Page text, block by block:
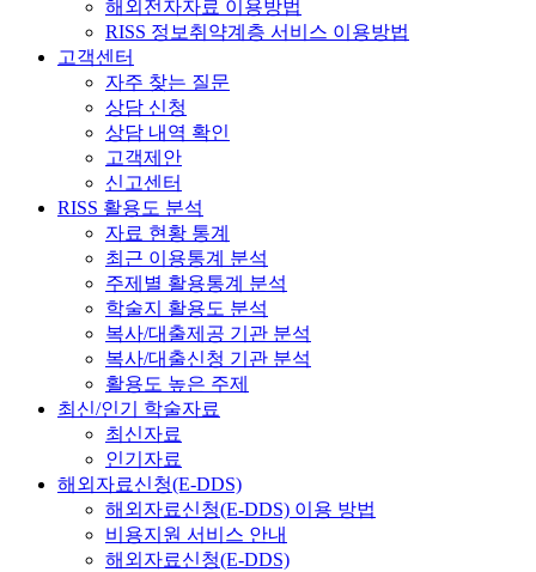
해외전자자료 이용방법
RISS 정보취약계층 서비스 이용방법
고객센터
자주 찾는 질문
상담 신청
상담 내역 확인
고객제안
신고센터
RISS 활용도 분석
자료 현황 통계
최근 이용통계 분석
주제별 활용통계 분석
학술지 활용도 분석
복사/대출제공 기관 분석
복사/대출신청 기관 분석
활용도 높은 주제
최신/인기 학술자료
최신자료
인기자료
해외자료신청(E-DDS)
해외자료신청(E-DDS) 이용 방법
비용지원 서비스 안내
해외자료신청(E-DDS)